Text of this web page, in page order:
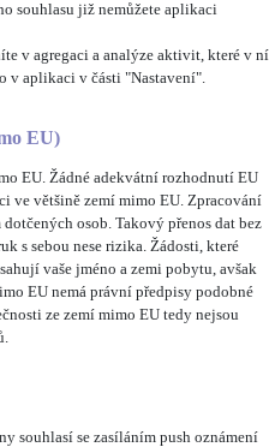
souhlasu již nemůžete aplikaci
v agregaci a analýze aktivit, které v ní
v aplikaci v části "Nastavení".
EU)
EU. Žádné adekvátní rozhodnutí EU
ve většině zemí mimo EU. Zpracování
osob. Takový přenos dat bez
s sebou nese rizika. Žádosti, které
vaše jméno a zemi pobytu, avšak
EU nemá právní předpisy podobné
ze zemí mimo EU tedy nejsou
souhlasí se zasíláním push oznámení